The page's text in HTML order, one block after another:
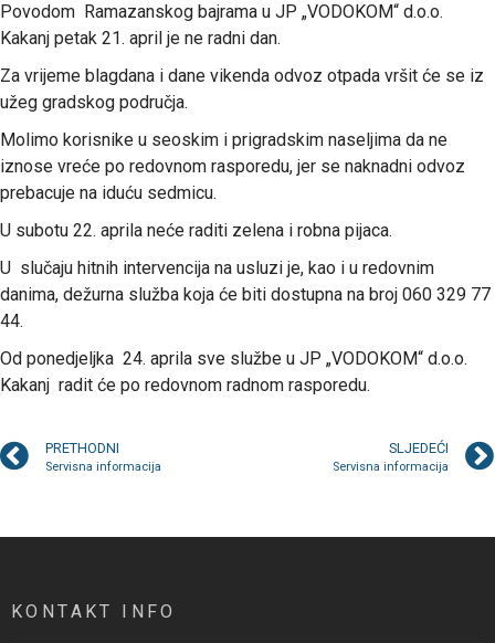
Povodom Ramazanskog bajrama u JP „VODOKOM“ d.o.o.
Kakanj petak 21. april je ne radni dan.
Za vrijeme blagdana i dane vikenda odvoz otpada vršit će se iz
užeg gradskog područja.
Molimo korisnike u seoskim i prigradskim naseljima da ne
iznose vreće po redovnom rasporedu, jer se naknadni odvoz
prebacuje na iduću sedmicu.
U subotu 22. aprila neće raditi zelena i robna pijaca.
U slučaju hitnih intervencija na usluzi je, kao i u redovnim
danima, dežurna služba koja će biti dostupna na broj 060 329 77
44.
Od ponedjeljka 24. aprila sve službe u JP „VODOKOM“ d.o.o.
Kakanj radit će po redovnom radnom rasporedu.
PRETHODNI
Servisna informacija
SLJEDEĆI
Servisna informacija
KONTAKT INFO